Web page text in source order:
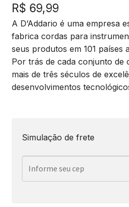
R$ 69,99
A D’Addario é uma empresa
fabrica cordas para
seus produtos em 101 países
Por trás de cada conjunto de
mais de três séculos de
desenvolvimentos
Simulação de frete